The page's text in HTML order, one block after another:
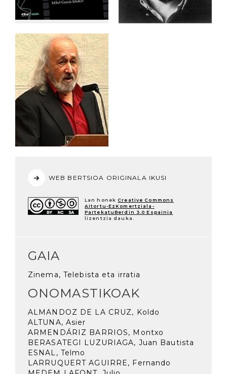
WEB BERTSIOA ORIGINALA IKUSI
Lan honek Creative Commons
Aitortu-EzKomertziala-
PartekatuBerdin 3.0 Espainia
lizentzia dauka.
GAIA
Zinema, Telebista eta irratia
ONOMASTIKOAK
ALMANDOZ DE LA CRUZ, Koldo
ALTUNA, Asier
ARMENDÁRIZ BARRIOS, Montxo
BERASATEGI LUZURIAGA, Juan Bautista
ESNAL, Telmo
LARRUQUERT AGUIRRE, Fernando